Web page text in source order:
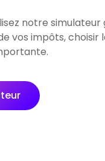
notre
vos impôts, choisir